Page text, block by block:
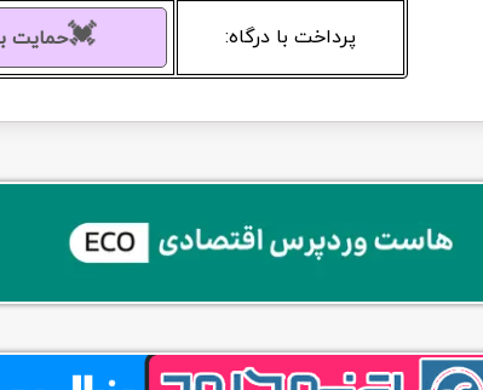
پرداخت با درگاه: 💓حمایت